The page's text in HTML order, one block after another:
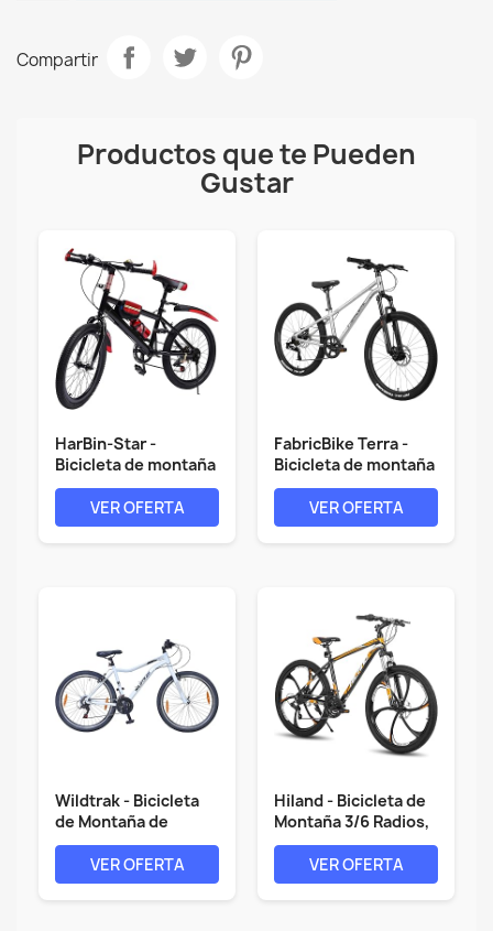
Compartir
Productos que te Pueden
Gustar
HarBin-Star -
Bicicleta de montaña
de 20...
VER OFERTA
FabricBike Terra -
Bicicleta de montaña
de...
VER OFERTA
Wildtrak - Bicicleta
de Montaña de
Aleación,...
VER OFERTA
Hiland - Bicicleta de
Montaña 3/6 Radios,
21...
VER OFERTA